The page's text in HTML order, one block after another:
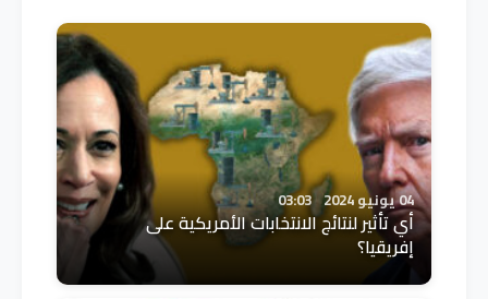
04 يونيو 2024 03:03
أي تأثير لنتائج الانتخابات الأمريكية على
إفريقيا؟